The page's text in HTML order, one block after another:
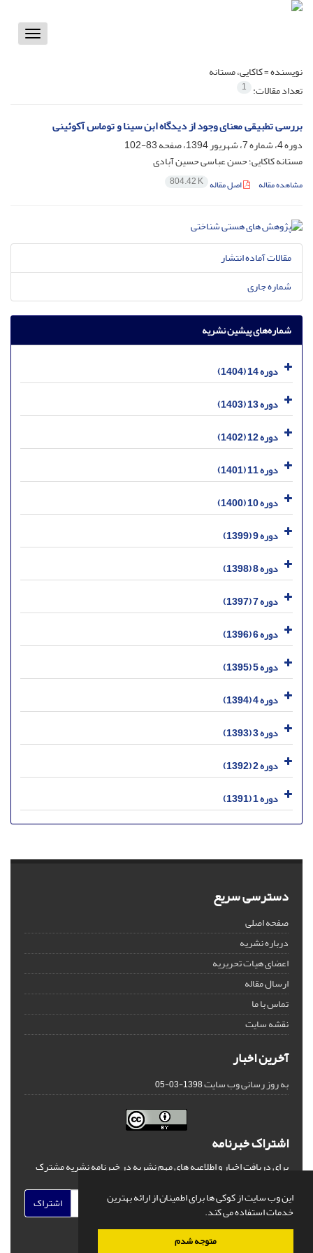
این وب سایت از کوکی ها برای اطمینان از ارائه بهترین
خدمات استفاده می کند.
متوجه شدم
Toggle
نویسنده =کاکایی، مستانه
تعداد مقالات: 1
بررسی تطبیقی معنای وجود از دیدگاه ابن سینا و توماس آکوئینی
دوره 4، شماره 7، شهریور 1394، صفحه
83-102
مستانه کاکایی؛ حسن عباسی حسین آبادی
مشاهده مقاله اصل مقاله 804.42 K
مقالات آماده انتشار
شماره جاری
شماره‌های پیشین نشریه
دوره 14 (1404)
دوره 13 (1403)
دوره 12 (1402)
دوره 11 (1401)
دوره 10 (1400)
دوره 9 (1399)
دوره 8 (1398)
دوره 7 (1397)
دوره 6 (1396)
دوره 5 (1395)
دوره 4 (1394)
دوره 3 (1393)
دوره 2 (1392)
دوره 1 (1391)
دسترسی سریع
صفحه اصلی
درباره نشریه
اعضای هیات تحریریه
ارسال مقاله
تماس با ما
نقشه سایت
آخرین اخبار
به روز رسانی وب سایت1398-03-05
اشتراک خبرنامه
برای دریافت اخبار و اطلاعیه های مهم نشریه در خبرنامه نشریه مشترک
اشتراک